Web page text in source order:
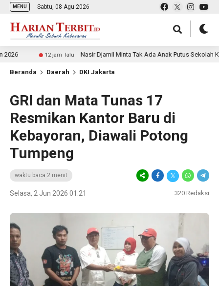
MENU Sabtu, 08 Agu 2026
12 jam lalu Nasir Djamil Minta Tak Ada Anak Putus Sekolah Karena
Beranda Daerah DKI Jakarta
GRI dan Mata Tunas 17
Resmikan Kantor Baru di
Kebayoran, Diawali Potong
Tumpeng
waktu baca 2 menit
Selasa, 2 Jun 2026 01:21 320 Redaksi